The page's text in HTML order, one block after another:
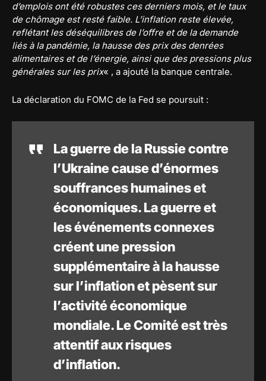
d’emplois ont été robustes ces derniers mois, et le taux
de chômage est resté faible. L’inflation reste élevée,
reflétant les déséquilibres de l’offre et de la demande
liés à la pandémie, la hausse des prix des denrées
alimentaires et de l’énergie, ainsi que des pressions plus
générales sur les prix« , a ajouté la banque centrale.
La déclaration du FOMC de la Fed se poursuit :
La guerre de la Russie contre
l’Ukraine cause d’énormes
souffrances humaines et
économiques. La guerre et
les événements connexes
créent une pression
supplémentaire à la hausse
sur l’inflation et pèsent sur
l’activité économique
mondiale. Le Comité est très
attentif aux risques
d’inflation.